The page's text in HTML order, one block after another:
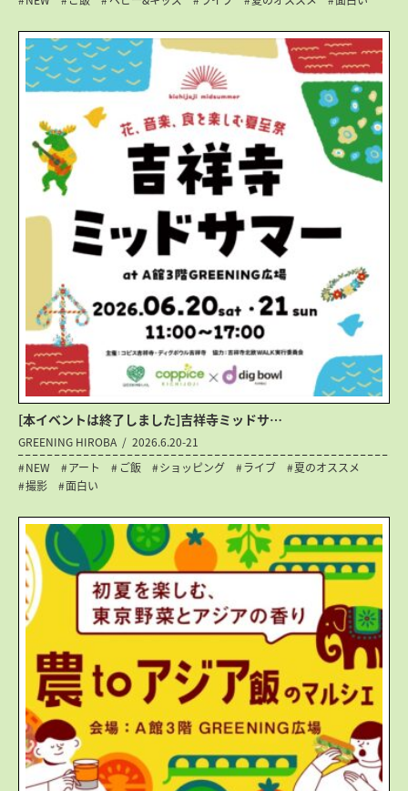
[本イベントは終了しました]吉祥寺ミッドサ…
GREENING HIROBA
2026.6.20-21
NEW
アート ご飯 ショッピング ライブ
夏のオススメ
撮影
面白い